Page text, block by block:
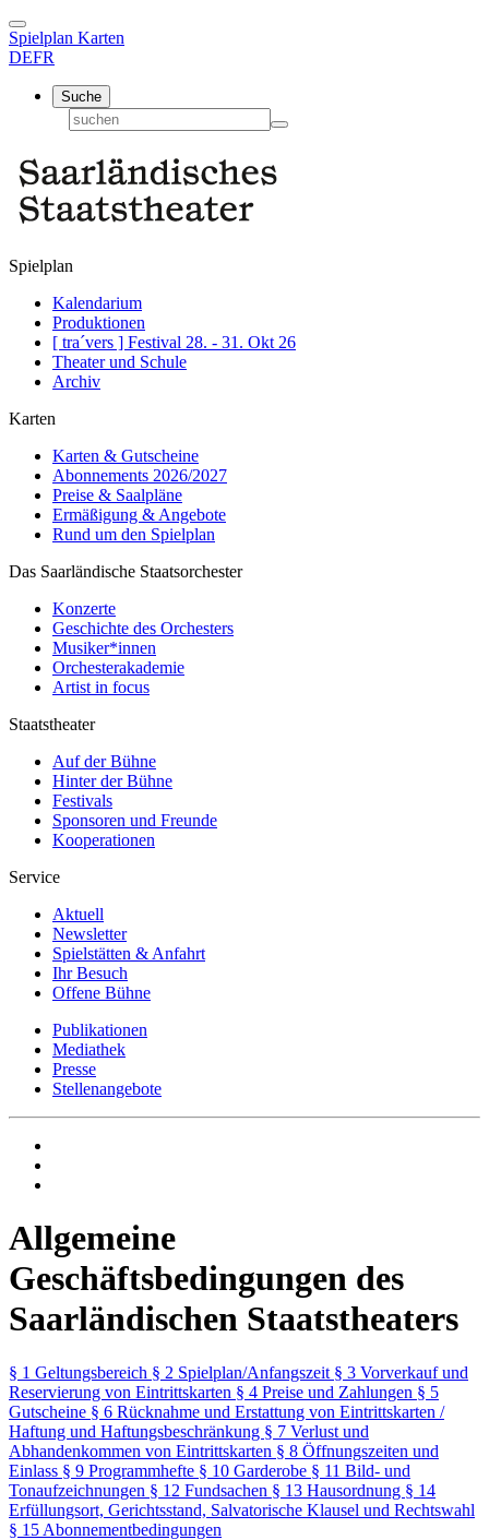
Spielplan Karten
DEFR
Suche
Spielplan
Kalendarium
Produktionen
[ tra´vers ] Festival 28. - 31. Okt 26
Theater und Schule
Archiv
Karten
Karten & Gutscheine
Abonnements 2026/2027
Preise & Saalpläne
Ermäßigung & Angebote
Rund um den Spielplan
Das Saarländische Staatsorchester
Konzerte
Geschichte des Orchesters
Musiker*innen
Orchesterakademie
Artist in focus
Staatstheater
Auf der Bühne
Hinter der Bühne
Festivals
Sponsoren und Freunde
Kooperationen
Service
Aktuell
Newsletter
Spielstätten & Anfahrt
Ihr Besuch
Offene Bühne
Publikationen
Mediathek
Presse
Stellenangebote
Allgemeine
Geschäftsbedingungen des
Saarländischen Staatstheaters
§ 1 Geltungsbereich § 2 Spielplan/Anfangszeit § 3 Vorverkauf und
Reservierung von Eintrittskarten § 4 Preise und Zahlungen § 5
Gutscheine § 6 Rücknahme und Erstattung von Eintrittskarten /
Haftung und Haftungsbeschränkung § 7 Verlust und
Abhandenkommen von Eintrittskarten § 8 Öffnungszeiten und
Einlass § 9 Programmhefte § 10 Garderobe § 11 Bild- und
Tonaufzeichnungen § 12 Fundsachen § 13 Hausordnung § 14
Erfüllungsort, Gerichtsstand, Salvatorische Klausel und Rechtswahl
§ 15 Abonnementbedingungen